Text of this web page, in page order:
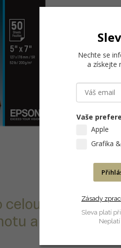
celou rodinu a
a snadné
Nechte se
a získejte
Vaše
Apple
Grafika
Zásady
Sleva platí